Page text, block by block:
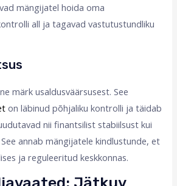
mängijatel hoida oma
all ja tagavad vastutustundliku
märk usaldusväärsusest. See
on läbinud põhjaliku kontrolli ja täidab
nii finantsilist stabiilsust kui
annab mängijatele kindlustunde, et
ja reguleeritud keskkonnas.